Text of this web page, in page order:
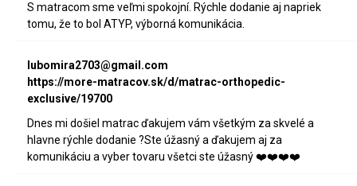
S matracom sme veľmi spokojní. Rýchle dodanie aj napriek
tomu, že to bol ATYP, výborná komunikácia.
lubomira2703@gmail.com
https://more-matracov.sk/d/matrac-orthopedic-
exclusive/19700
Dnes mi došiel matrac ďakujem vám všetkým za skvelé a
hlavne rýchle dodanie ?Ste úžasný a ďakujem aj za
komunikáciu a vyber tovaru všetci ste úžasný ❤️❤️❤️❤️